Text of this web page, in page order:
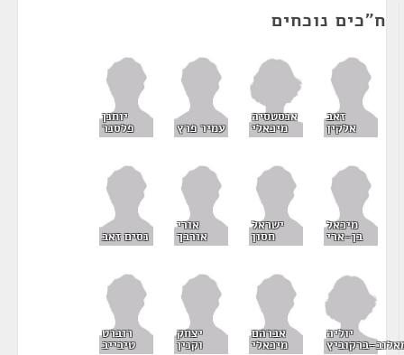
ח"כים נוכחים
זאב
אלקין
אנסטסיה
מיכאלי עמיר פרץ
יוחנן
פלסנר
מיכאל
בן-ארי
ישראל
חסון
אורי
אורבך נסים זאב
יוליה
ברקוביץ
אברהם
מיכאלי
יצחק
וקנין
רוברט
טיבייב